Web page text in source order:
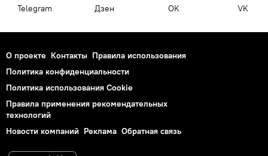
Telegram Дзен OK VK
О проекте Контакты Правила использования
Политика конфиденциальности
Политика использования Cookie
Правила применения рекомендательных
технологий
Новости компаний Реклама Обратная связь